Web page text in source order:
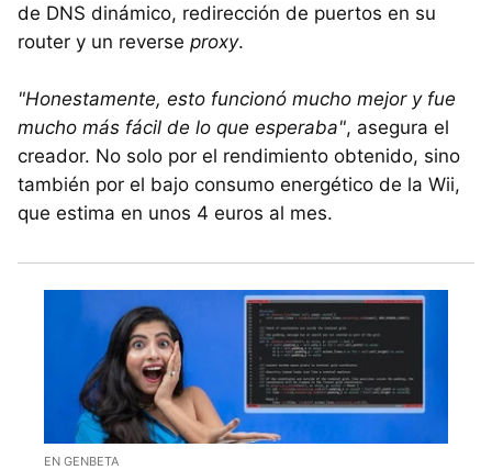
de DNS dinámico, redirección de puertos en su
router y un reverse proxy.
"Honestamente, esto funcionó mucho mejor y fue
mucho más fácil de lo que esperaba", asegura el
creador. No solo por el rendimiento obtenido, sino
también por el bajo consumo energético de la Wii,
que estima en unos 4 euros al mes.
EN GENBETA